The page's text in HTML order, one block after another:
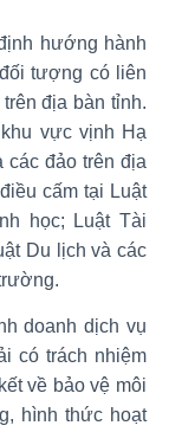
hướng hành
tượng có liên
địa bàn tỉnh.
vực vịnh Hạ
các đảo trên địa
cấm tại Luật
học; Luật Tài
Du lịch và các
doanh dịch vụ
có trách nhiệm
về bảo vệ môi
hình thức hoạt